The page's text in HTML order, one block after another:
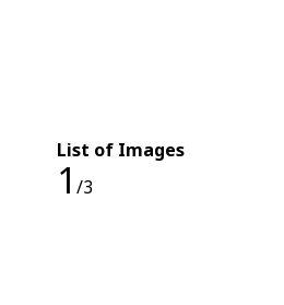
List of Images
1 /3